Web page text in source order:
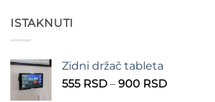
ISTAKNUTI
Zidni držač tableta
555 RSD – 900 RSDRaspon